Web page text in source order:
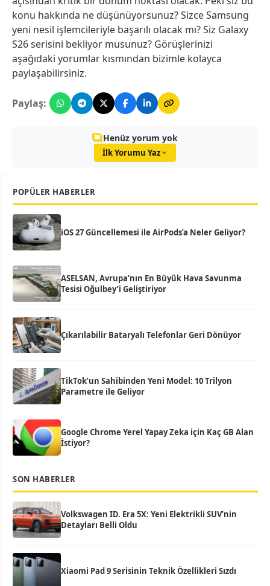
konu hakkında ne düşünüyorsunuz? Sizce Samsung
yeni nesil işlemcileriyle başarılı olacak mı? Siz Galaxy
S26 serisini bekliyor musunuz? Görüşlerinizi
aşağıdaki yorumlar kısmından bizimle kolayca
paylaşabilirsiniz.
Paylaş:
Henüz yorum yok
İlk Yorumu Yaz
POPÜLER HABERLER
iOS 27 Güncellemesi ile AirPods’a Neler Geliyor?
ASELSAN, Avrupa’nın En Büyük Hava Savunma
Tesisi Oğulbey’i Geliştiriyor
Çıkarılabilir Bataryalı Telefonlar Geri Dönüyor
TikTok’un Sahibinden Yeni Model: 10 Trilyon
Parametre ile Geliyor
Google Chrome Yerel Yapay Zeka için Kaç GB Alan
İstiyor?
SON HABERLER
Volkswagen ID. Era 5X: Yeni Elektrikli SUV’nin
Detayları Belli Oldu
Xiaomi Pad 9 Serisinin Teknik Özellikleri Sızdı